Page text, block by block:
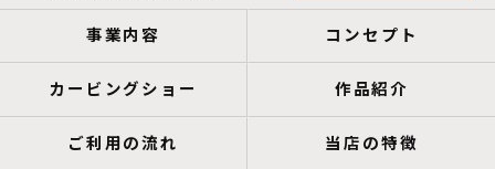
事業内容 コンセプト
カービングショー 作品紹介
ご利用の流れ 当店の特徴